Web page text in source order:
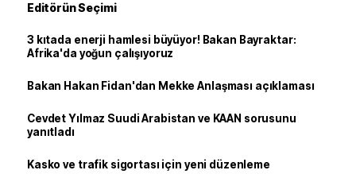
Editörün Seçimi
3 kıtada enerji hamlesi büyüyor! Bakan Bayraktar:
Afrika'da yoğun çalışıyoruz
Bakan Hakan Fidan'dan Mekke Anlaşması açıklaması
Cevdet Yılmaz Suudi Arabistan ve KAAN sorusunu
yanıtladı
Kasko ve trafik sigortası için yeni düzenleme